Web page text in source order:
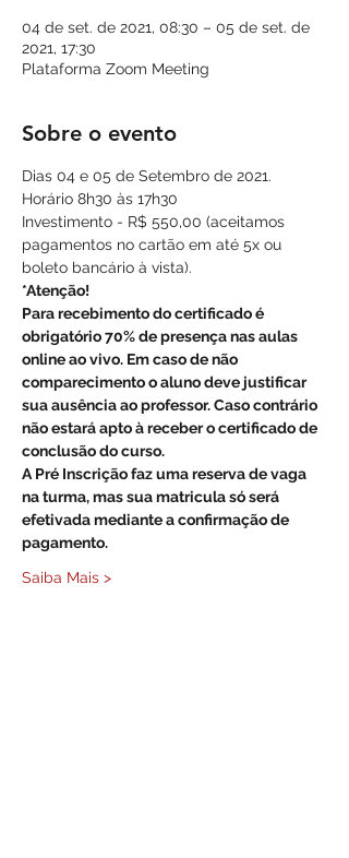
04 de set. de 2021, 08:30 – 05 de set. de
2021, 17:30
Plataforma Zoom Meeting
Sobre o evento
Dias 04 e 05 de Setembro de 2021.
Horário 8h30 às 17h30
Investimento - R$ 550,00 (aceitamos
pagamentos no cartão em até 5x ou
boleto bancário à vista).
*Atenção!
Para recebimento do certificado é
obrigatório 70% de presença nas aulas
online ao vivo. Em caso de não
comparecimento o aluno deve justificar
sua ausência ao professor. Caso contrário
não estará apto à receber o certificado de
conclusão do curso.
A Pré Inscrição faz uma reserva de vaga
na turma, mas sua matricula só será
efetivada mediante a confirmação de
pagamento.
Saiba Mais >